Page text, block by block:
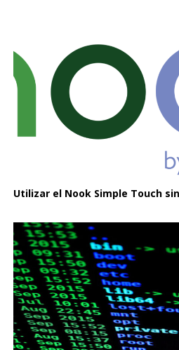
Utilizar el Nook Simple Touch